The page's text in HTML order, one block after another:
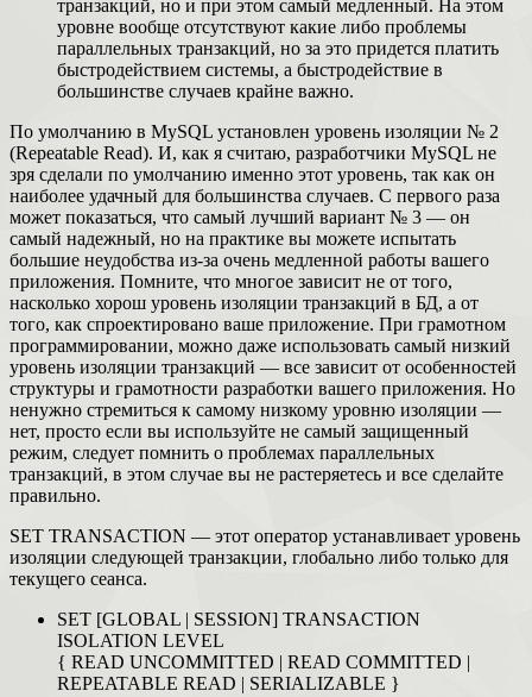
транзакций, но и при этом самый медленный. На этом
уровне вообще отсутствуют какие либо проблемы
параллельных транзакций, но за это придется платить
быстродействием системы, а быстродействие в
большинстве случаев крайне важно.
По умолчанию в MySQL установлен уровень изоляции № 2
(Repeatable Read). И, как я считаю, разработчики MySQL не
зря сделали по умолчанию именно этот уровень, так как он
наиболее удачный для большинства случаев. С первого раза
может показаться, что самый лучший вариант № 3 — он
самый надежный, но на практике вы можете испытать
большие неудобства из-за очень медленной работы вашего
приложения. Помните, что многое зависит не от того,
насколько хорош уровень изоляции транзакций в БД, а от
того, как спроектировано ваше приложение. При грамотном
программировании, можно даже использовать самый низкий
уровень изоляции транзакций — все зависит от особенностей
структуры и грамотности разработки вашего приложения. Но
ненужно стремиться к самому низкому уровню изоляции —
нет, просто если вы используйте не самый защищенный
режим, следует помнить о проблемах параллельных
транзакций, в этом случае вы не растеряетесь и все сделайте
правильно.
SET TRANSACTION — этот оператор устанавливает уровень
изоляции следующей транзакции, глобально либо только для
текущего сеанса.
SET [GLOBAL | SESSION] TRANSACTION
ISOLATION LEVEL
{ READ UNCOMMITTED | READ COMMITTED |
REPEATABLE READ | SERIALIZABLE }